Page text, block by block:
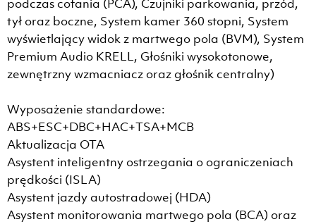
podczas cofania (PCA), Czujniki parkowania, przód,
tył oraz boczne, System kamer 360 stopni, System
wyświetlający widok z martwego pola (BVM), System
Premium Audio KRELL, Głośniki wysokotonowe,
zewnętrzny wzmacniacz oraz głośnik centralny)
Wyposażenie standardowe:
ABS+ESC+DBC+HAC+TSA+MCB
Aktualizacja OTA
Asystent inteligentny ostrzegania o ograniczeniach
prędkości (ISLA)
Asystent jazdy autostradowej (HDA)
Asystent monitorowania martwego pola (BCA) oraz